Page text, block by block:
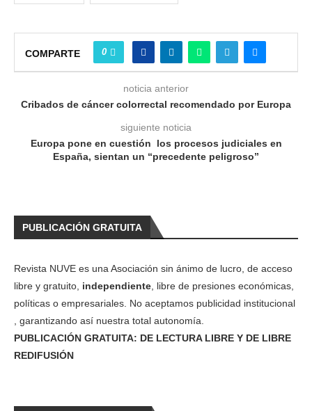
COMPARTE 0
noticia anterior
Cribados de cáncer colorrectal recomendado por Europa
siguiente noticia
Europa pone en cuestión los procesos judiciales en
España, sientan un “precedente peligroso”
PUBLICACIÓN GRATUITA
Revista NUVE es una Asociación sin ánimo de lucro, de acceso
libre y gratuito, independiente , libre de presiones económicas,
políticas o empresariales. No aceptamos publicidad institucional
, garantizando así nuestra total autonomía.
PUBLICACIÓN GRATUITA: DE LECTURA LIBRE Y DE LIBRE
REDIFUSIÓN